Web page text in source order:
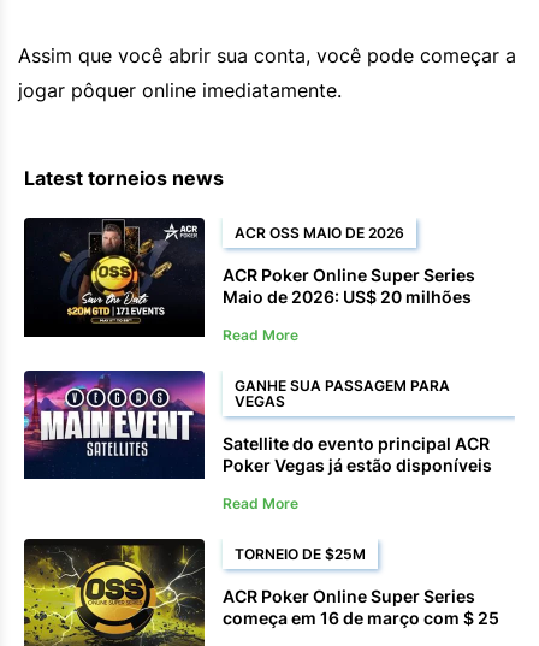
Assim que você abrir sua conta, você pode começar a
jogar pôquer online imediatamente.
Latest torneios news
ACR OSS MAIO DE 2026
ACR Poker Online Super Series
Maio de 2026: US$ 20 milhões
25 de maio.
Read More
GANHE SUA PASSAGEM PARA
VEGAS
Satellite do evento principal ACR
Poker Vegas já estão disponíveis
Read More
TORNEIO DE $25M
ACR Poker Online Super Series
começa em 16 de março com $ 25